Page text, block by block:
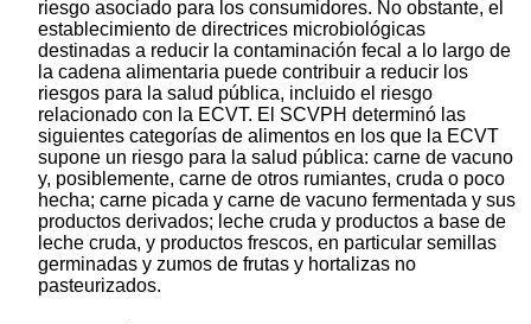
riesgo asociado para los consumidores. No obstante, el
establecimiento de directrices microbiológicas
destinadas a reducir la contaminación fecal a lo largo de
la cadena alimentaria puede contribuir a reducir los
riesgos para la salud pública, incluido el riesgo
relacionado con la ECVT. El SCVPH determinó las
siguientes categorías de alimentos en los que la ECVT
supone un riesgo para la salud pública: carne de vacuno
y, posiblemente, carne de otros rumiantes, cruda o poco
hecha; carne picada y carne de vacuno fermentada y sus
productos derivados; leche cruda y productos a base de
leche cruda, y productos frescos, en particular semillas
germinadas y zumos de frutas y hortalizas no
pasteurizados.